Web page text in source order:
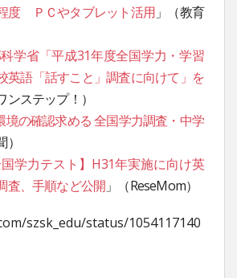
度 ＰＣやタブレット活用 」（教育
学省「平成31年度全国学力・学習
英語「話すこと」調査に向けて」を
ンステップ！）
境の確認求める 全国学力調査・中学
国学力テスト】H31年実施に向け英
査、手順など公開 」（ReseMom）
szsk_edu/status/1054117140